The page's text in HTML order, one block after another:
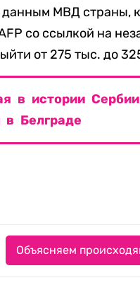
данным МВД страны,
со ссылкой на
от 275 тыс. до
в истории
в Белграде
Объясняем